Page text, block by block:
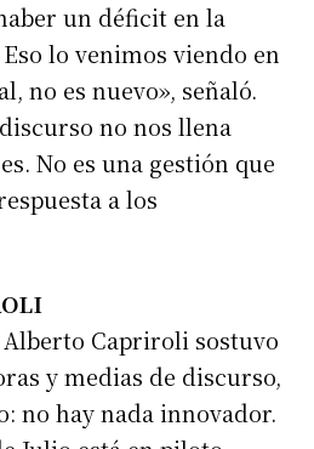
un déficit en la
lo venimos viendo en
no es nuevo», señaló.
no nos llena
No es una gestión que
a los
Capriroli sostuvo
y medias de discurso,
no hay nada innovador.